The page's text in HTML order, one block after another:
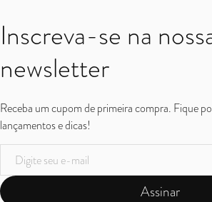
Inscreva-se na
newsletter
Receba um cupom de primeira compra. Fique
lançamentos e dicas!
Assinar